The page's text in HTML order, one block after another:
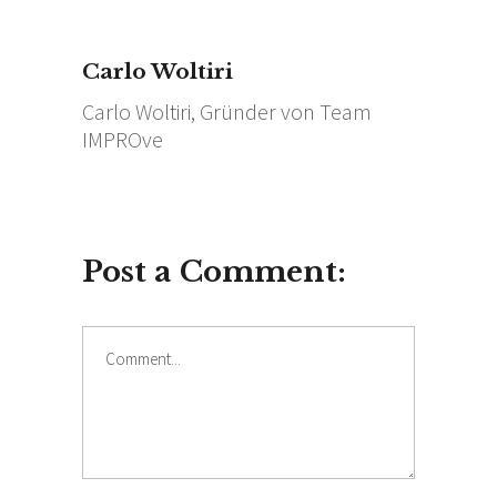
Carlo Woltiri
Carlo Woltiri, Gründer von Team
IMPROve
Post a Comment: